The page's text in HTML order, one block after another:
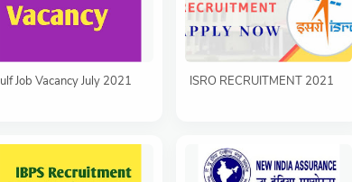
Job Vacancy July 2021 ISRO RECRUITMENT 2021